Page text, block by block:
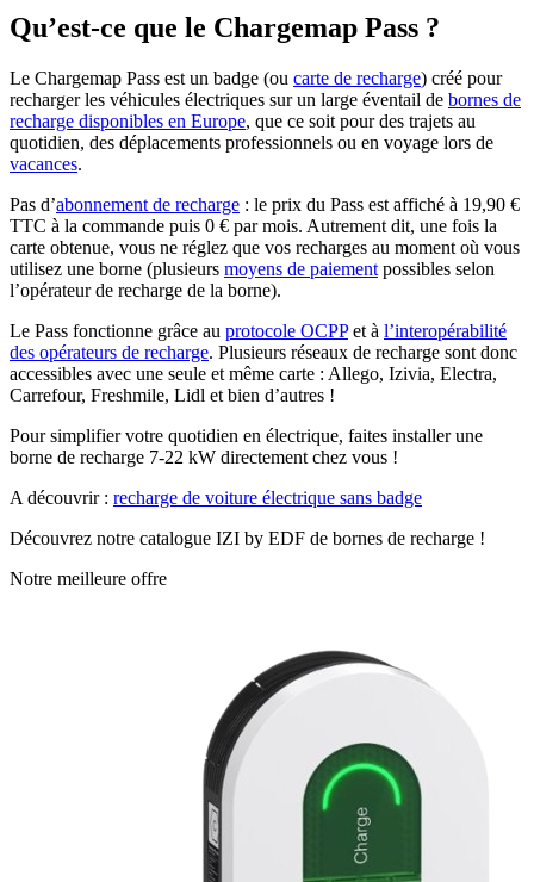
Qu’est-ce que le Chargemap Pass ?
Le Chargemap Pass est un badge (ou carte de recharge) créé pour
recharger les véhicules électriques sur un large éventail de bornes de
recharge disponibles en Europe, que ce soit pour des trajets au
quotidien, des déplacements professionnels ou en voyage lors de
vacances.
Pas d’abonnement de recharge : le prix du Pass est affiché à 19,90 €
TTC à la commande puis 0 € par mois. Autrement dit, une fois la
carte obtenue, vous ne réglez que vos recharges au moment où vous
utilisez une borne (plusieurs moyens de paiement possibles selon
l’opérateur de recharge de la borne).
Le Pass fonctionne grâce au protocole OCPPet à l’interopérabilité
des opérateurs de recharge. Plusieurs réseaux de recharge sont donc
accessibles avec une seule et même carte : Allego, Izivia, Electra,
Carrefour, Freshmile, Lidl et bien d’autres !
Pour simplifier votre quotidien en électrique, faites installer une
borne de recharge 7-22 kW directement chez vous !
A découvrir : recharge de voiture électrique sans badge
Découvrez notre catalogue IZI by EDF de bornes de recharge !
Notre meilleure offre